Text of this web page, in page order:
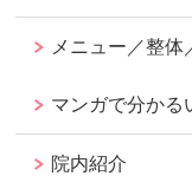
メニュー／整体
マンガで分かる
院内紹介